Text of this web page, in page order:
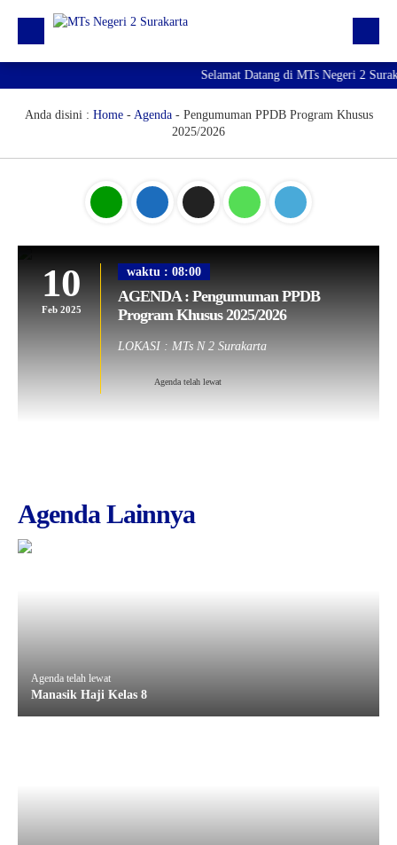
Berita
Kesiswaan
PMBM 2026/2027
Selamat Datang di MTs Negeri 2
Anda disini : Home- Agenda- Pengumuman PPDB Program Khusus
2025/2026
10
Feb 2025
waktu : 08:00
AGENDA : Pengumuman PPDB
Program Khusus 2025/2026
LOKASI : MTs N 2 Surakarta
Agenda telah lewat
Agenda Lainnya
Agenda telah lewat
Manasik Haji Kelas 8